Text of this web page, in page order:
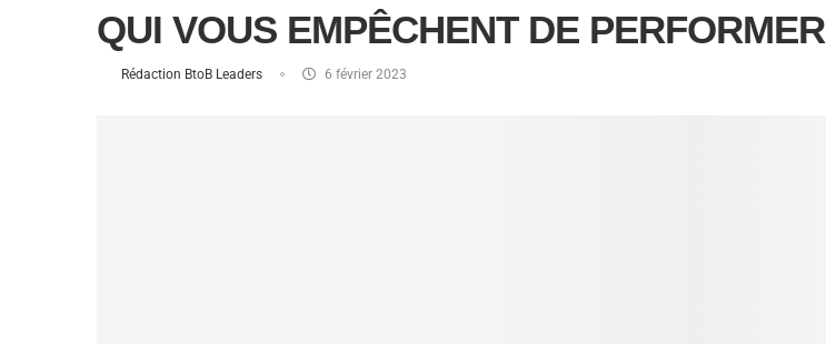
QUI VOUS EMPÊCHENT DE PERFORMER
Rédaction BtoB Leaders 6 février 2023